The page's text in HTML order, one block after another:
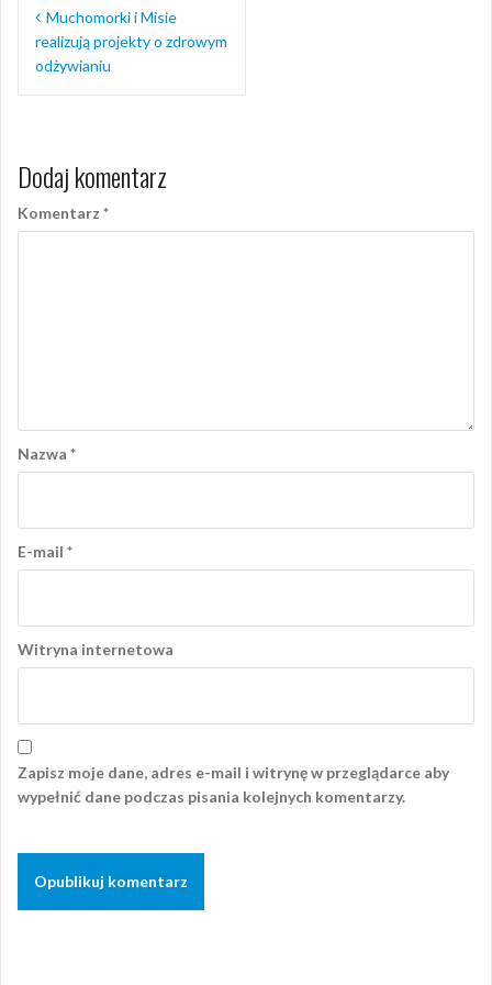
wpisu
Muchomorki i Misie
realizują projekty o zdrowym
odżywianiu
Dodaj komentarz
Komentarz *
Nazwa *
E-mail *
Witryna internetowa
Zapisz moje dane, adres e-mail i witrynę w przeglądarce aby
wypełnić dane podczas pisania kolejnych komentarzy.